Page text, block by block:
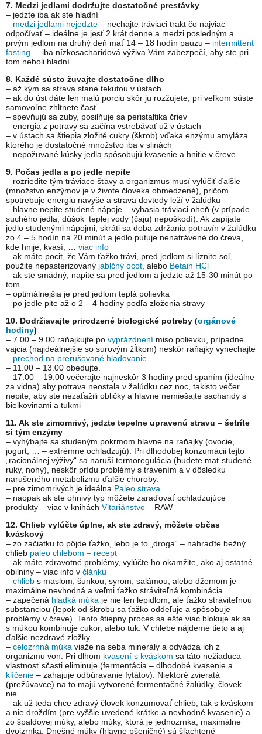
7. Medzi jedlami dodržujte dostatočné prestávky
– jedzte iba ak ste hladní
– medzi jedlami nejedzte – nechajte tráviaci trakt čo najviac
odpočívať – ideálne je jesť 2 krát denne a medzi posledným a
prvým jedlom na druhý deň mať 14 – 18 hodín pauzu – intermittent
fasting – iba nízkosacharidová výživa Vám zabezpečí, aby ste pri
tom neboli hladní
8. Každé sústo žuvajte dostatočne dlho
– až kým sa strava stane tekutou v ústach
– ak do úst dáte len malú porciu skôr ju rozžujete, pri veľkom súste
samovoľne zhltnete časť
– spevňujú sa zuby, posilňuje sa peristaltika čriev
– energia z potravy sa začína vstrebávať už v ústach
– v ústach sa štiepia zložité cukry (škrob) vďaka enzýmu amyláza
ktorého je dostatočné množstvo iba v slinách
– nepožuvané kúsky jedla spôsobujú kvasenie a hnitie v čreve
9. Počas jedla a po jedle nepite
– rozriedite tým tráviace šťavy a organizmus musí vylúčiť ďalšie
(množstvo enzýmov je v živote človeka obmedzené), pričom
spotrebuje energiu navyše a strava dovtedy leží v žalúdku
– hlavne nepite studené nápoje – vyhasia tráviaci oheň (v prípade
suchého jedla, dúšok teplej vody (čaju) nepoškodí). Ak zapíjate
jedlo studenými nápojmi, skráti sa doba zdržania potravín v žalúdku
zo 4 – 5 hodín na 20 minút a jedlo putuje nenatrávené do čreva,
kde hnije, kvasí, … viac info
– ak máte pocit, že Vám ťažko trávi, pred jedlom si líznite soľ,
použite nepasterizovaný jablčný ocot , alebo Betain HCl
– ak ste smädný, napite sa pred jedlom a jedzte až 15-30 minút po
tom
– optimálnejšia je pred jedlom teplá polievka
– po jedle pite až o 2 – 4 hodiny podľa zloženia stravy
10. Dodržiavajte prirodzené biologické potreby (orgánové
hodiny)
– 7.00 – 9.00 raňajkujte po vyprázdnení miso polievku, prípadne
vajcia (najideálnejšie so surovým žĺtkom) neskôr raňajky vynechajte
– prechod na prerušované hladovanie
– 11.00 – 13.00 obedujte.
– 17.00 – 19.00 večerajte najneskôr 3 hodiny pred spaním (ideálne
za vidna) aby potrava neostala v žalúdku cez noc, takisto večer
nepite, aby ste nezaťažili obličky a hlavne nemiešajte sacharidy s
bielkovinami a tukmi
11. Ak ste zimomrivý, jedzte tepelne upravenú stravu – šetríte
si tým enzýmy
– vyhýbajte sa studeným pokrmom hlavne na raňajky (ovocie,
jogurt, … – extrémne ochladzujú). Pri dlhodobej konzumácii tejto
„racionálnej výživy“ sa naruší termoregulácia (budete mať studené
ruky, nohy), neskôr prídu problémy s trávením a v dôsledku
narušeného metabolizmu ďalšie choroby.
– pre zimomrivých je ideálna Paleo strava
– naopak ak ste ohnivý typ môžete zaraďovať ochladzujúce
produkty – viac v knihách Vitariánstvo – RAW
12. Chlieb vylúčte úplne, ak ste zdravý, môžete občas
kváskový
– zo začiatku to pôjde ťažko, lebo je to „droga“ – nahraďte bežný
chlieb paleo chlebom – recept
– ak máte zdravotné problémy, vylúčte ho okamžite, ako aj ostatné
obilniny – viac info v článku
– chlieb s maslom, šunkou, syrom, salámou, alebo džemom je
maximálne nevhodná a veľmi ťažko stráviteľná kombinácia
– zapečená hladká múka je nie len lepidlom, ale ťažko stráviteľnou
substanciou (lepok od škrobu sa ťažko oddeľuje a spôsobuje
problémy v čreve). Tento štiepny proces sa ešte viac blokuje ak sa
s múkou kombinuje cukor, alebo tuk. V chlebe nájdeme tieto a aj
ďalšie nezdravé zložky
– celozrnná múka viaže na seba minerály a odvádza ich z
organizmu von. Pri dlhom kvasení s kváskom sa táto nežiaduca
vlastnosť sčasti eliminuje (fermentácia – dlhodobé kvasenie a
klíčenie – zahajuje odbúravanie fytátov). Niektoré zvieratá
(prežúvavce) na to majú vytvorené fermentačné žalúdky, človek
nie.
– ak už teda chce zdravý človek konzumovať chlieb, tak s kváskom
a nie droždím (pre vyššie uvedené krátke a nevhodné kvasenie) a
zo špaldovej múky, alebo múky, ktorá je jednozrnka, maximálne
dvojzrnka. Dnešné múky (hlavne pšeničné) sú šľachtené